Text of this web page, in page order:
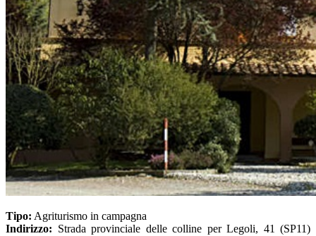
Tipo: Agriturismo in campagna
Indirizzo: Strada provinciale delle colline per Legoli, 41 (SP11)